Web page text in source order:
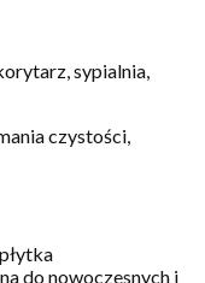
sypialnia,
czystości,
do nowoczesnych i